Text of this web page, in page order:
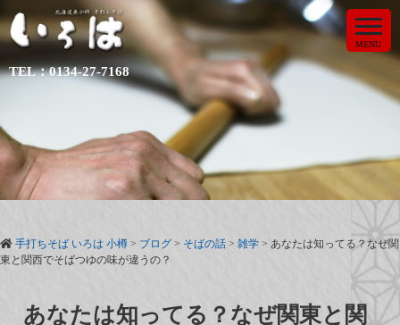
TEL：0134-27-7168
MENU
手打ちそば いろは 小樽 > ブログ > そばの話 > 雑学 > あなたは知ってる？なぜ関
東と関西でそばつゆの味が違うの？
あなたは知ってる？なぜ関東と関